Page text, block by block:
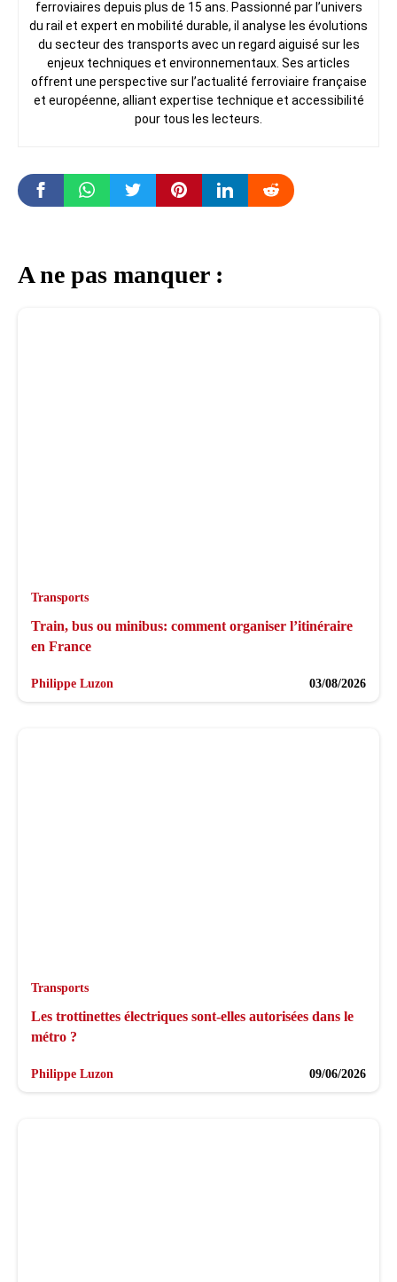
ferroviaires depuis plus de 15 ans. Passionné par l’univers
du rail et expert en mobilité durable, il analyse les évolutions
du secteur des transports avec un regard aiguisé sur les
enjeux techniques et environnementaux. Ses articles
offrent une perspective sur l’actualité ferroviaire française
et européenne, alliant expertise technique et accessibilité
pour tous les lecteurs.
A ne pas manquer :
Transports
Train, bus ou minibus: comment organiser l’itinéraire
en France
Philippe Luzon 03/08/2026
Transports
Les trottinettes électriques sont-elles autorisées dans le
métro ?
Philippe Luzon 09/06/2026